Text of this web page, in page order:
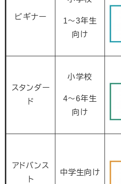
ビギナー
1～3年生
向け
スタンダー
ド
小学校
4～6年生
向け
アドバンス
ト
中学生向け